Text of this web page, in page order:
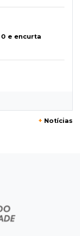
e encurta
de carro e
2 a 0 e sobe
+ Notícias